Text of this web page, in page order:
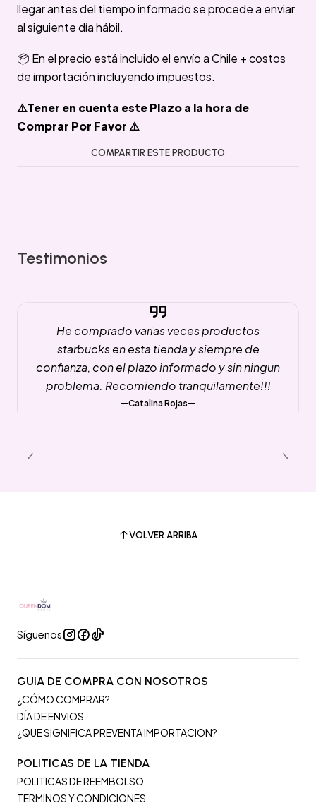
llegar antes del tiempo informado se procede a enviar
al siguiente día hábil.
📦 En el precio está incluido el envío a Chile + costos
de importación incluyendo impuestos.
⚠️Tener en cuenta este Plazo a la hora de
Comprar Por Favor ⚠️
COMPARTIR ESTE PRODUCTO
Testimonios
He comprado varias veces productos
starbucks en esta tienda y siempre de
confianza, con el plazo informado y sin ningun
problema. Recomiendo tranquilamente!!!
Catalina Rojas
VOLVER ARRIBA
Síguenos
GUIA DE COMPRA CON NOSOTROS
¿CÓMO COMPRAR?
DÍA DE ENVIOS
¿QUE SIGNIFICA PREVENTA IMPORTACION?
POLITICAS DE LA TIENDA
POLITICAS DE REEMBOLSO
TERMINOS Y CONDICIONES